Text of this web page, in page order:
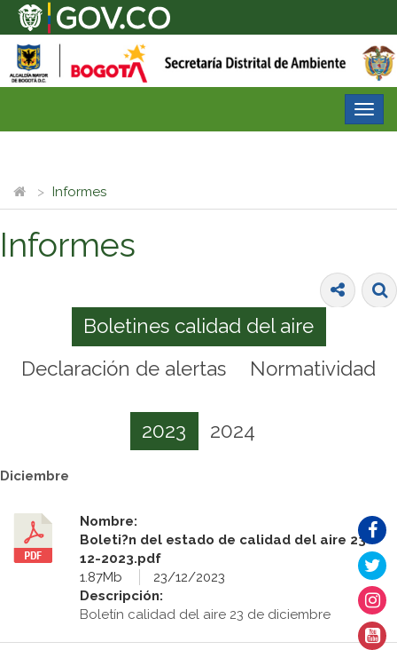
Informes
Informes
Boletines calidad del aire
Declaración de alertas
Normatividad
2023 2024
Diciembre
Nombre:
Boleti?n del estado de calidad del aire 23-
12-2023.pdf
1.87Mb
23/12/2023
Descripción:
Boletín calidad del aire 23 de diciembre